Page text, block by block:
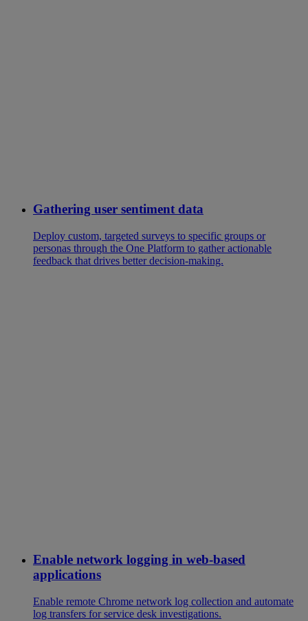
Gathering user sentiment data
Deploy custom, targeted surveys to specific groups or
personas through the One Platform to gather actionable
feedback that drives better decision-making.
Enable network logging in web-based
applications
Enable remote Chrome network log collection and automate
log transfers for service desk investigations.